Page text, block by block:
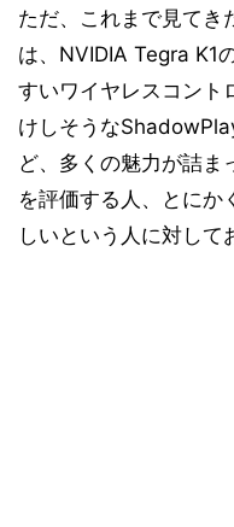
ただ、これまで見てき
は、NVIDIA Tegra K1
すいワイヤレスコント
けしそうな
ど、多くの魅力が詰ま
を評価する人、とにか
しいという人に対して